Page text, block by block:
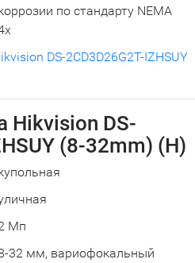
по стандарту NEMA
DS-2CD3D26G2T-IZHSUY
Hikvision DS-
(8-32mm) (H)
Мп
32 мм, вариофокальный